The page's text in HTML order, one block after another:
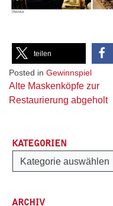
teilen
Posted in Gewinnspiel
Beitragsnavigation
Alte Maskenköpfe zur
Restaurierung abgeholt
KATEGORIEN
Kategorien
Kategorie auswählen
ARCHIV